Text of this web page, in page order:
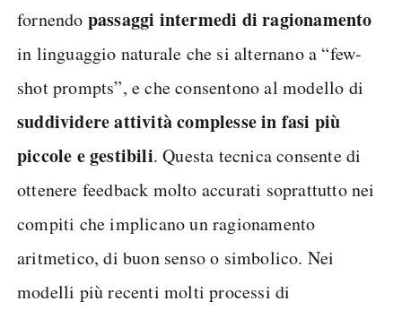
fornendo passaggi intermedi di ragionamento
in linguaggio naturale che si alternano a “few-
shot prompts”, e che consentono al modello di
suddividere attività complesse in fasi più
piccole e gestibili. Questa tecnica consente di
ottenere feedback molto accurati soprattutto nei
compiti che implicano un ragionamento
aritmetico, di buon senso o simbolico. Nei
modelli più recenti molti processi di